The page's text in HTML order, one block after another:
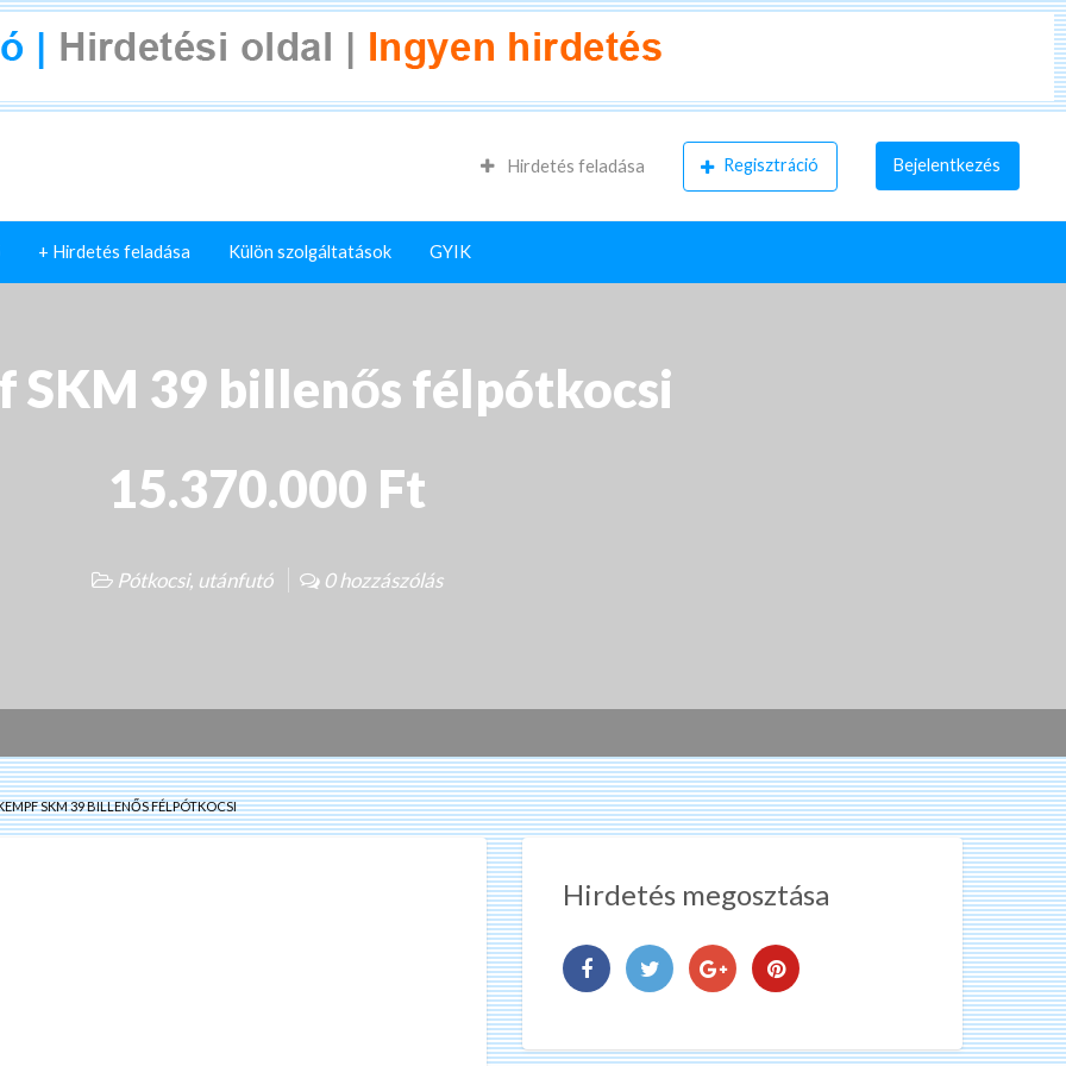
Hirdetés feladása Regisztráció Bejelentkezés
+ Hirdetés feladása Külön szolgáltatások GYIK
SKM 39 billenős félpótkocsi
15.370.000 Ft
Pótkocsi, utánfutó 0 hozzászólás
SKM 39 BILLENŐS FÉLPÓTKOCSI
Hirdetés megosztása